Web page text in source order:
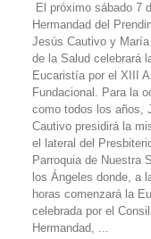
El próximo sábado 7
Hermandad del
Jesús Cautivo y
de la Salud celebrará
Eucaristía por el XIII
Fundacional. Para la
como todos los años,
Cautivo presidirá la
el lateral del
Parroquia de Nuestra
los Ángeles donde, a
horas comenzará la
celebrada por el
Hermandad, ...